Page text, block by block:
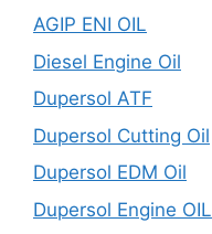
AGIP ENI OIL
Diesel Engine Oil
Dupersol ATF
Dupersol Cutting Oil
Dupersol EDM Oil
Dupersol Engine OIL